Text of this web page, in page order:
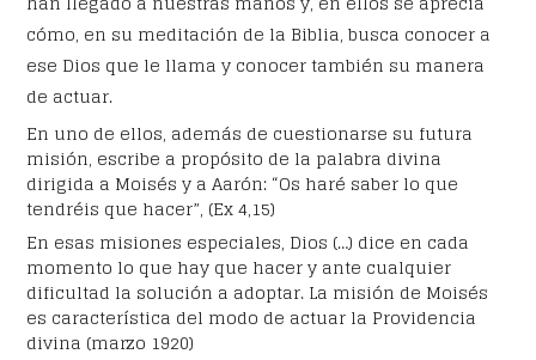
cómo, en su meditación de la Biblia, busca conocer a
ese Dios que le llama y conocer también su manera
de actuar.
En uno de ellos, además de cuestionarse su futura
misión, escribe a propósito de la palabra divina
dirigida a Moisés y a Aarón: “Os haré saber lo que
tendréis que hacer”, (Ex 4,15)
En esas misiones especiales, Dios (…) dice en cada
momento lo que hay que hacer y ante cualquier
dificultad la solución a adoptar. La misión de Moisés
es característica del modo de actuar la Providencia
divina (marzo 1920)